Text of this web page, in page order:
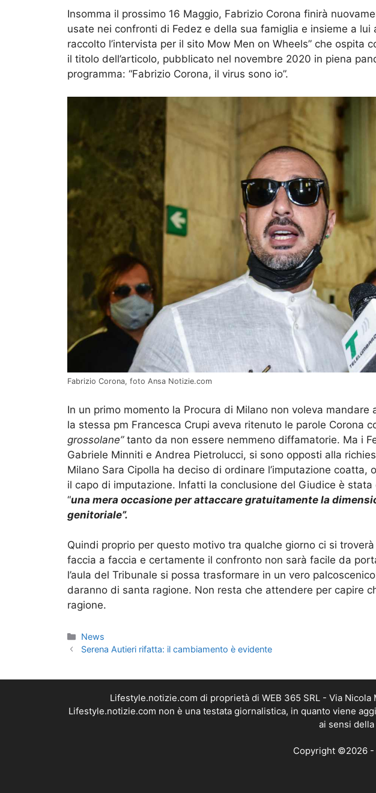
Insomma il prossimo 16 Maggio, Fabrizio Corona finirà
usate nei confronti di Fedez e della sua famiglia e insieme a lui
raccolto l’intervista per il sito Mow Men on Wheels” che ospita
il titolo dell’articolo, pubblicato nel novembre 2020 in piena
programma: “Fabrizio Corona, il virus sono io”.
Fabrizio Corona, foto Ansa Notizie.com
In un primo momento la Procura di Milano non voleva mandare
la stessa pm Francesca Crupi aveva ritenuto le parole Corona
grossolane”tanto da non essere nemmeno diffamatorie. Ma i
Gabriele Minniti e Andrea Pietrolucci, si sono opposti alla
Milano Sara Cipolla ha deciso di ordinare l’imputazione coatta,
il capo di imputazione. Infatti la conclusione del Giudice è stata
“una mera occasione per attaccare gratuitamente la
genitoriale”.
Quindi proprio per questo motivo tra qualche giorno ci si
faccia a faccia e certamente il confronto non sarà facile da
l’aula del Tribunale si possa trasformare in un vero
daranno di santa ragione. Non resta che attendere per capire
ragione.
Categorie
News
Serena Autieri rifatta: il cambiamento è evidente
Lifestyle.notizie.com di proprietà di WEB 365 SRL - Via Nicola
Lifestyle.notizie.com non è una testata giornalistica, in quanto viene
ai sensi
Copyright ©2026